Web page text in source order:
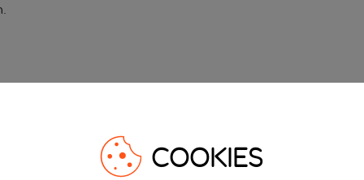
.
COOKIES